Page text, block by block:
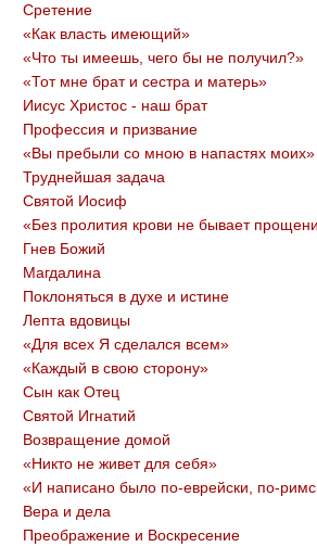
Сретение
«Как власть имеющий»
«Что ты имеешь, чего бы не получил?»
«Тот мне брат и сестра и матерь»
Иисус Христос - наш брат
Профессия и призвание
«Вы пребыли со мною в напастях моих»
Труднейшая задача
Святой Иосиф
«Без пролития крови не бывает
Гнев Божий
Магдалина
Поклоняться в духе и истине
Лепта вдовицы
«Для всех Я сделался всем»
«Каждый в свою сторону»
Сын как Отец
Святой Игнатий
Возвращение домой
«Никто не живет для себя»
«И написано было по-еврейски, по-
Вера и дела
Преображение и Воскресение